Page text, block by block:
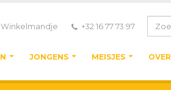
Winkelmandje +32 16 77 73 97
JONGENS MEISJES